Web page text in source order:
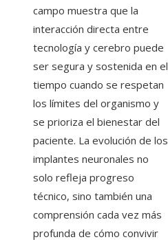
campo muestra que la
interacción directa entre
tecnología y cerebro puede
ser segura y sostenida en el
tiempo cuando se respetan
los límites del organismo y
se prioriza el bienestar del
paciente. La evolución de los
implantes neuronales no
solo refleja progreso
técnico, sino también una
comprensión cada vez más
profunda de cómo convivir